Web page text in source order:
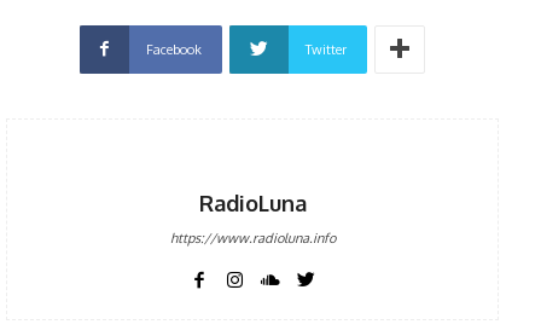
Facebook Twitter
RadioLuna
https://www.radioluna.info